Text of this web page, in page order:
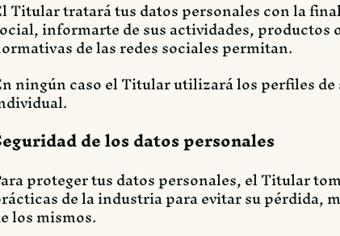
Titular tratará tus datos personales con la
informarte de sus actividades,
de las redes sociales permitan.
ningún caso el Titular utilizará los perfiles
de los datos personales
proteger tus datos personales, el Titular
de la industria para evitar su pérdida,
los mismos.